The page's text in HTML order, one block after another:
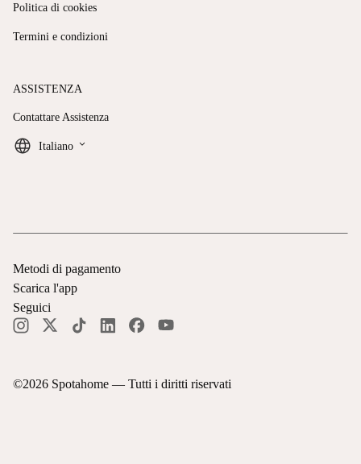
Politica di cookies
Termini e condizioni
ASSISTENZA
Contattare Assistenza
Italiano keyboard_arrow_down
©2026 Spotahome — Tutti i diritti riservati
Metodi di pagamento
Scarica l'app
Seguici